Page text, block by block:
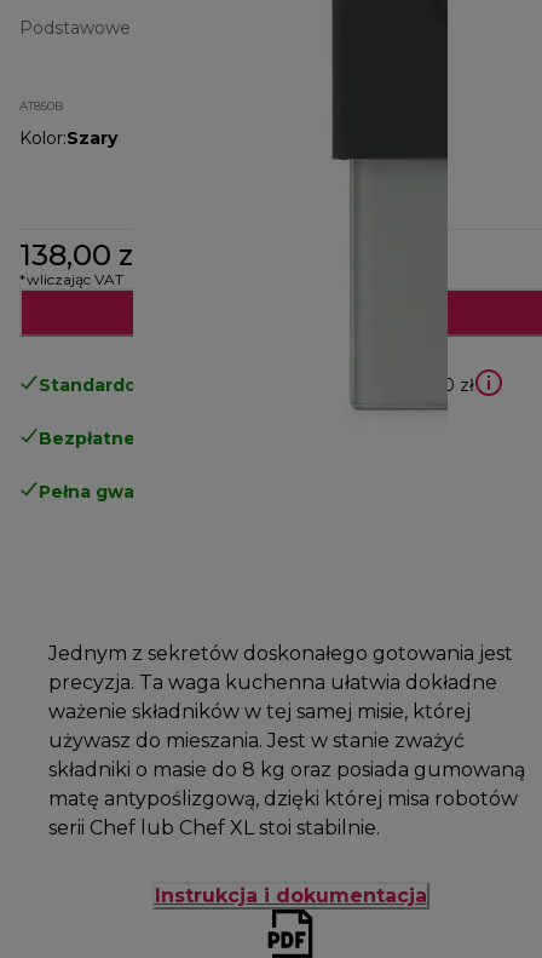
Podstawowe elementy kuchenne
AT850B
Kolor:Szary
138,00 zł
*wliczając VAT
Standardowa bezpłatna dostawa powyżej 210 zł
Bezpłatne zwroty
Pełna gwarancja producenta
Jednym z sekretów doskonałego gotowania jest
precyzja. Ta waga kuchenna ułatwia dokładne
ważenie składników w tej samej misie, której
używasz do mieszania. Jest w stanie zważyć
składniki o masie do 8 kg oraz posiada gumowaną
matę antypoślizgową, dzięki której misa robotów
serii Chef lub Chef XL stoi stabilnie.
Instrukcja i dokumentacja